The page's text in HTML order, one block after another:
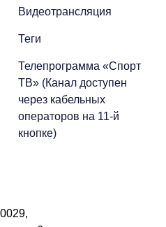
Видеотрансляция
Теги
Телепрограмма «Спорт
ТВ» (Канал доступен
через кабельных
операторов на 11-й
кнопке)